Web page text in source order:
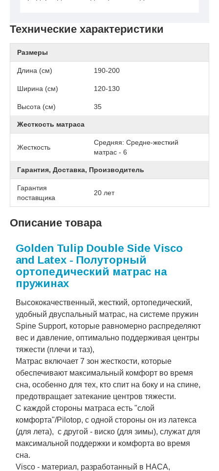
Технические характеристики
Размеры
Длина (см) 190-200
Ширина (см) 120-130
Высота (см) 35
Жесткость матраса
Жесткость
Средняя: Средне-жесткий
матрас - 6
Гарантия, Доставка, Производитель
Гарантия
поставщика
20 лет
Описание товара
Golden Tulip Double Side Visco
and Latex - Полуторный
ортопедический матрас на
пружинах
Высококачественный, жесткий, ортопедический,
удобный двуспальный матрас, на системе пружин
Spine Support, которые равномерно распределяют
вес и давление, оптимально поддерживая центры
тяжести (плечи и таз),
Матрас включает 7 зон жесткости, которые
обеспечивают максимальный комфорт во время
сна, особенно для тех, кто спит на боку и на спине,
предотвращает затекание центров тяжести.
С каждой стороны матраса есть "слой
комфорта"/Pilotop, с одной стороны он из латекса
(для лета), с другой - виско (для зимы), служат для
максимальной поддержки и комфорта во время
сна.
Visco - материал, разработанный в НАСА,